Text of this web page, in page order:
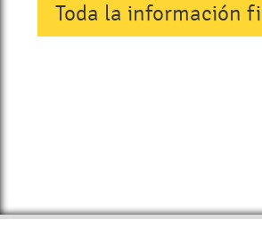
Toda la información